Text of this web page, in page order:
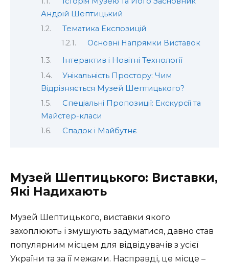
Андрій Шептицький
Тематика Експозицій
Основні Напрямки Виставок
Інтерактив і Новітні Технології
Унікальність Простору: Чим
Відрізняється Музей Шептицького?
Спеціальні Пропозиції: Екскурсії та
Майстер-класи
Спадок і Майбутнє
Музей Шептицького: Виставки,
Які Надихають
Музей Шептицького, виставки якого
захоплюють і змушують задуматися, давно став
популярним місцем для відвідувачів з усієї
України та за її межами. Насправді, це місце –